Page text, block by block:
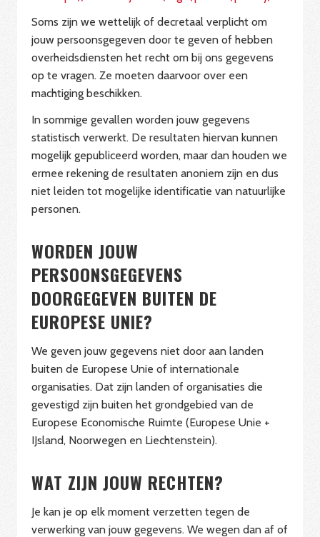
Soms zijn we wettelijk of decretaal verplicht om
jouw persoonsgegeven door te geven of hebben
overheidsdiensten het recht om bij ons gegevens
op te vragen. Ze moeten daarvoor over een
machtiging beschikken.
In sommige gevallen worden jouw gegevens
statistisch verwerkt. De resultaten hiervan kunnen
mogelijk gepubliceerd worden, maar dan houden we
ermee rekening de resultaten anoniem zijn en dus
niet leiden tot mogelijke identificatie van natuurlijke
personen.
WORDEN JOUW
PERSOONSGEGEVENS
DOORGEGEVEN BUITEN DE
EUROPESE UNIE?
We geven jouw gegevens niet door aan landen
buiten de Europese Unie of internationale
organisaties. Dat zijn landen of organisaties die
gevestigd zijn buiten het grondgebied van de
Europese Economische Ruimte (Europese Unie +
IJsland, Noorwegen en Liechtenstein).
WAT ZIJN JOUW RECHTEN?
Je kan je op elk moment verzetten tegen de
verwerking van jouw gegevens. We wegen dan af of